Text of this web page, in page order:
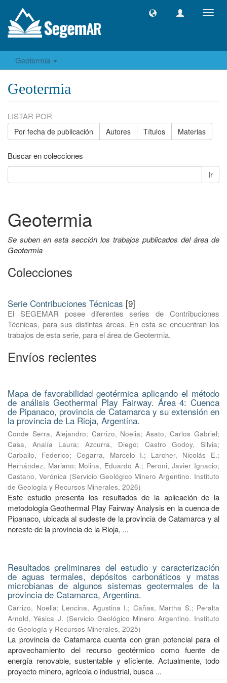
Geotermia
Geotermia
LISTAR POR
Por fecha de publicación Autores Títulos Materias
Buscar en colecciones
Ir
Geotermia
Se suben en esta sección los trabajos publicados del área de
Geotermia
Colecciones
Serie Contribuciones Técnicas [9]
El SEGEMAR posee diferentes series de Contribuciones
Técnicas, para sus distintas áreas. En esta se encuentran los
trabajos de esta serie, para el área de Geotermia.
Envíos recientes
Mapa de favorabilidad geotérmica aplicando el método
de análisis Geothermal Play Fairway. Área 4: Cuenca
de Pipanaco, provincia de Catamarca y su extensión en
la provincia de La Rioja, Argentina.
Conde Serra, Alejandro; Carrizo, Noelia;Asato, Carlos Gabriel;
Casa, Analía Laura;Azcurra, Diego; Castro Godoy, Silvia;
Carballo, Federico; Cegarra, Marcelo I.; Larcher, Nicolás E.;
Hernández, Mariano; Molina, Eduardo A.; Peroni, Javier Ignacio;
Castano, Verónica (Servicio Geológico Minero Argentino. Instituto
de Geología y Recursos Minerales, 2026)
Este estudio presenta los resultados de la aplicación de la
metodología Geothermal Play Fairway Analysis en la cuenca de
Pipanaco, ubicada al sudeste de la provincia de Catamarca y al
noreste de la provincia de la Rioja, ...
Resultados preliminares del estudio y caracterización
de aguas termales, depósitos carbonáticos y matas
microbianas de algunos sistemas geotermales de la
provincia de Catamarca, Argentina.
Carrizo, Noelia; Lencina, Agustina I.; Cañas, Martha S.; Peralta
Arnold, Yésica J. (Servicio Geológico Minero Argentino. Instituto
de Geología y Recursos Minerales, 2025)
La provincia de Catamarca cuenta con gran potencial para el
aprovechamiento del recurso geotérmico como fuente de
energía renovable, sustentable y eficiente. Actualmente, todo
proyecto minero, agrícola o industrial, busca ...